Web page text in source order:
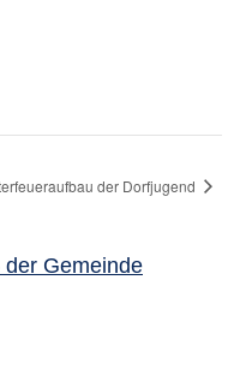
der Dorfjugend
Gemeinde